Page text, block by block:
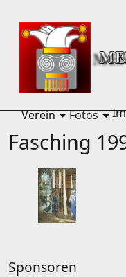
Verein menu Verein
Fotos
Fotos
Fasching
Sponsoren